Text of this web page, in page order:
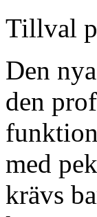
Tillval
Den
den
med
krävs